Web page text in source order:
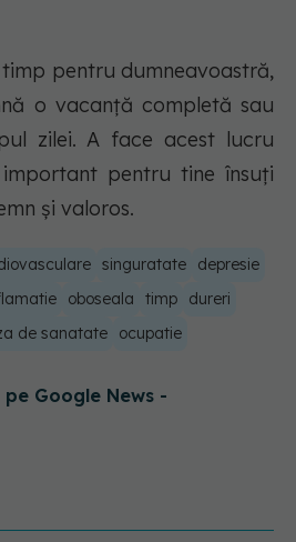
pentru dumneavoastră,
o vacanță completă sau
zilei. A face acest lucru
pentru tine însuți
și valoros.
singuratate
depresie
oboseala timp
dureri
de sanatate ocupatie
Google News -